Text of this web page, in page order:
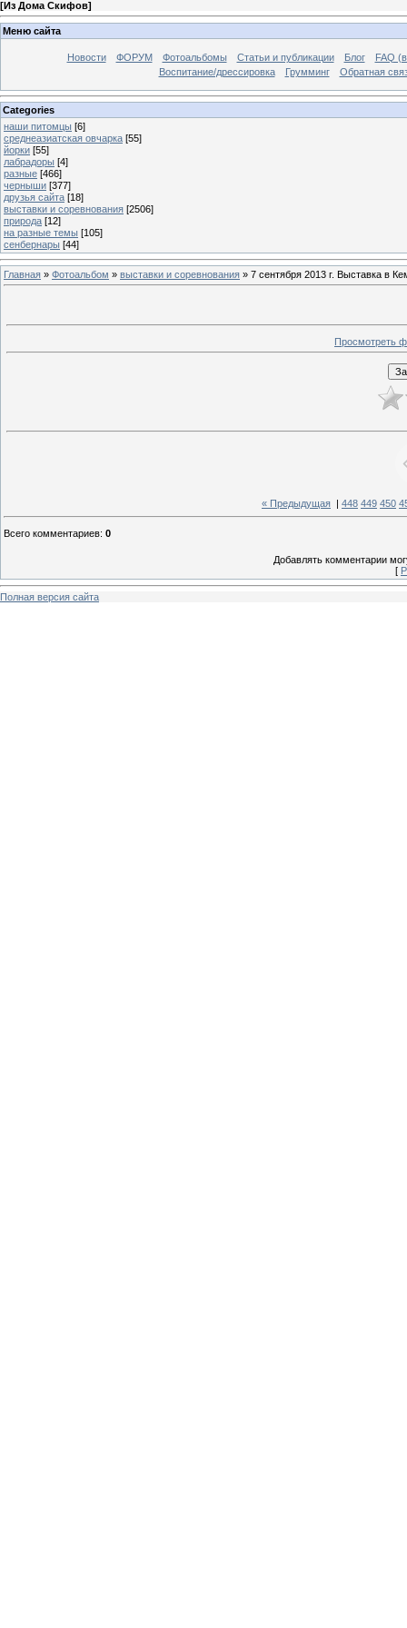
[Из Дома Скифов]
Меню сайта
Новости ФОРУМ Фотоальбомы Статьи и публикации Блог
FAQ
Воспитание/дрессировка
Грумминг Обратная
Categories
наши питомцы [6]
среднеазиатская овчарка [55]
йорки [55]
лабрадоры [4]
разные [466]
черныши [377]
друзья сайта [18]
выставки и соревнования [2506]
природа [12]
на разные темы [105]
сенбернары [44]
Главная » Фотоальбом » выставки и соревнования » 7 сентября 2013 г. Выставка в
Просмотреть
« Предыдущая | 448 449 450
Всего комментариев: 0
Добавлять комментарии
[
Полная версия сайта